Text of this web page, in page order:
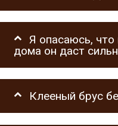
Я опасаюсь, что
дома он даст
Клееный брус